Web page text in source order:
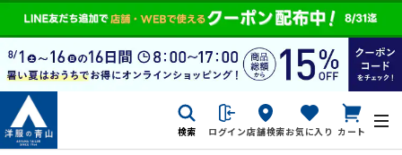
検索 ログイン店舗検索お気に入り カート